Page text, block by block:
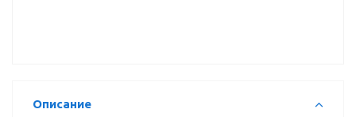
Описание